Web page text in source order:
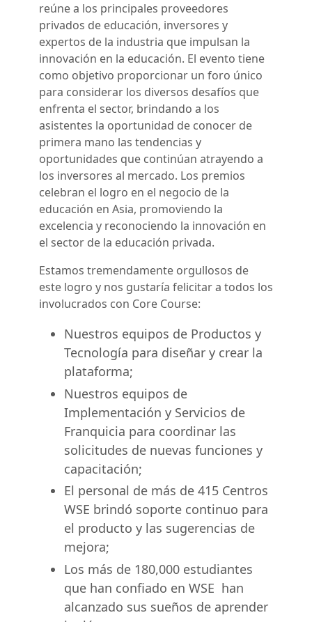
reúne a los principales proveedores
privados de educación, inversores y
expertos de la industria que impulsan la
innovación en la educación. El evento tiene
como objetivo proporcionar un foro único
para considerar los diversos desafíos que
enfrenta el sector, brindando a los
asistentes la oportunidad de conocer de
primera mano las tendencias y
oportunidades que continúan atrayendo a
los inversores al mercado. Los premios
celebran el logro en el negocio de la
educación en Asia, promoviendo la
excelencia y reconociendo la innovación en
el sector de la educación privada.
Estamos tremendamente orgullosos de
este logro y nos gustaría felicitar a todos los
involucrados con Core Course:
Nuestros equipos de Productos y
Tecnología para diseñar y crear la
plataforma;
Nuestros equipos de
Implementación y Servicios de
Franquicia para coordinar las
solicitudes de nuevas funciones y
capacitación;
El personal de más de 415 Centros
WSE brindó soporte continuo para
el producto y las sugerencias de
mejora;
Los más de 180,000 estudiantes
que han confiado en WSE han
alcanzado sus sueños de aprender